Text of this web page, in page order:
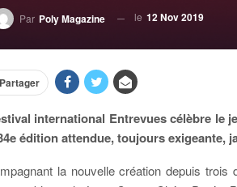
Par Poly Magazine le 12 Nov 2019
Partager
international Entrevues célèbre le
édition attendue, toujours exigeante,
la nouvelle création depuis